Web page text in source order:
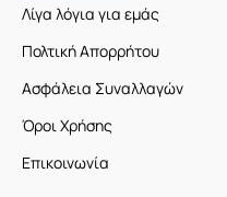
Λίγα λόγια για εμάς
Πολτική Απορρήτου
Ασφάλεια Συναλλαγών
Όροι Χρήσης
Επικοινωνία